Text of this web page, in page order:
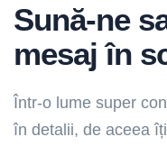
Sună-ne
mesaj în
Într-o lume super
în detalii, de aceea